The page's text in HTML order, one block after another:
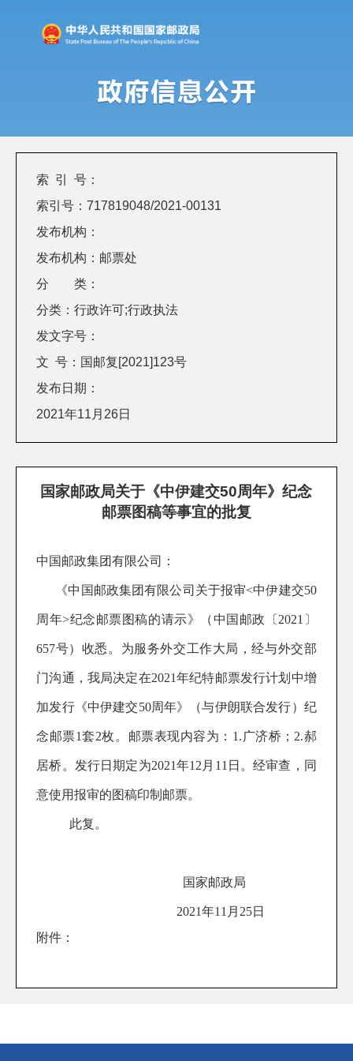
索 引 号：
索引号：717819048/2021-00131
发布机构：
发布机构：邮票处
分 类：
分类：行政许可;行政执法
发文字号：
文 号：国邮复[2021]123号
发布日期：
2021年11月26日
国家邮政局关于《中伊建交50周年》纪念
邮票图稿等事宜的批复
中国邮政集团有限公司：
《中国邮政集团有限公司 关于报审<中伊建交50
周年>纪念邮票图稿的请示》（中国邮政〔 2021 〕
657号）收悉。为服务外交工作大局，经与外交部
门沟通，我局决定在2021年纪特邮票发行计划中增
加发行《中伊建交50周年》（与伊朗联合发行）纪
念邮票1套2枚。邮票表现内容为： 1.广济桥；2.郝
居桥 。 发行日期定为2021年12月11日 。经审查，同
意使用报审的图稿印制邮票。
此复。
国家邮政局
2021年11 月 25日
附件：